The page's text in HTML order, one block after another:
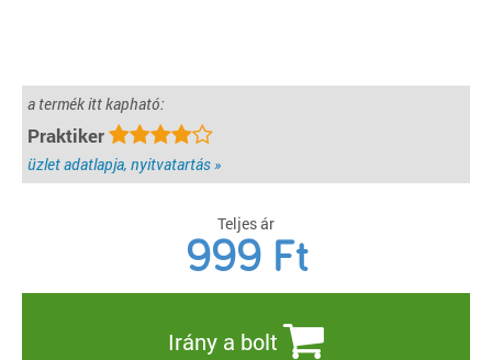
a termék itt kapható:
Praktiker
üzlet adatlapja, nyitvatartás »
Teljes ár
999 Ft
Irány a bolt